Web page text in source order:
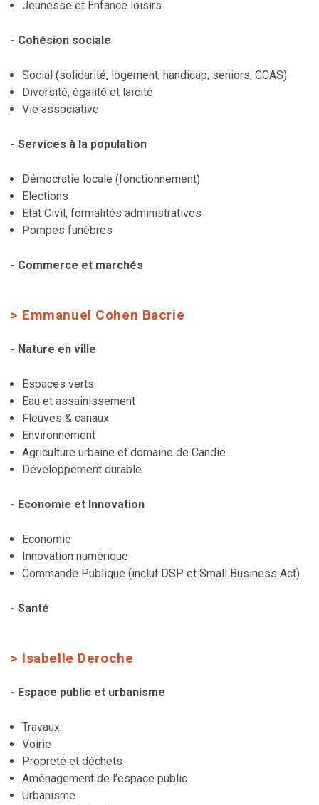
Jeunesse et Enfance loisirs
- Cohésion sociale
Social (solidarité, logement, handicap, seniors, CCAS)
Diversité, égalité et laïcité
Vie associative
- Services à la population
Démocratie locale (fonctionnement)
Elections
Etat Civil, formalités administratives
Pompes funèbres
- Commerce et marchés
> Emmanuel Cohen Bacrie
- Nature en ville
Espaces verts
Eau et assainissement
Fleuves & canaux
Environnement
Agriculture urbaine et domaine de Candie
Développement durable
- Economie et Innovation
Economie
Innovation numérique
Commande Publique (inclut DSP et Small Business Act)
- Santé
> Isabelle Deroche
- Espace public et urbanisme
Travaux
Voirie
Propreté et déchets
Aménagement de l’espace public
Urbanisme